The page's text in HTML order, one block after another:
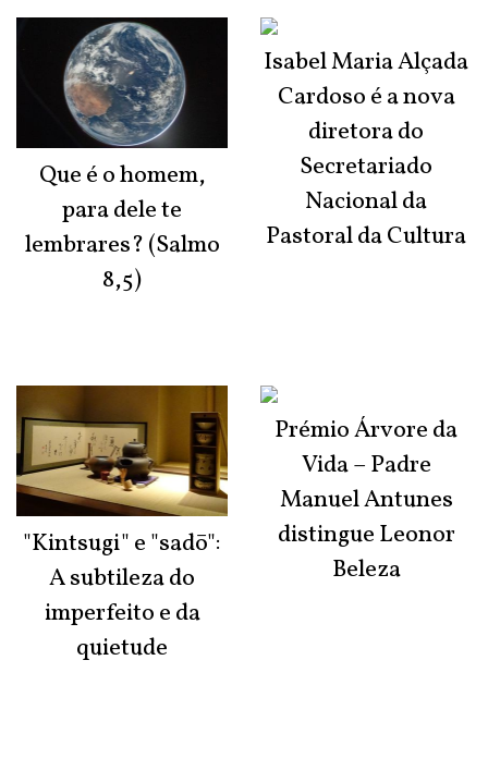
Que é o homem,
para dele te
lembrares? (Salmo
8,5)
"Kintsugi" e "sadō":
A subtileza do
imperfeito e da
quietude
Isabel Maria Alçada
Cardoso é a nova
diretora do
Secretariado
Nacional da
Pastoral da Cultura
Prémio Árvore da
Vida – Padre
Manuel Antunes
distingue Leonor
Beleza